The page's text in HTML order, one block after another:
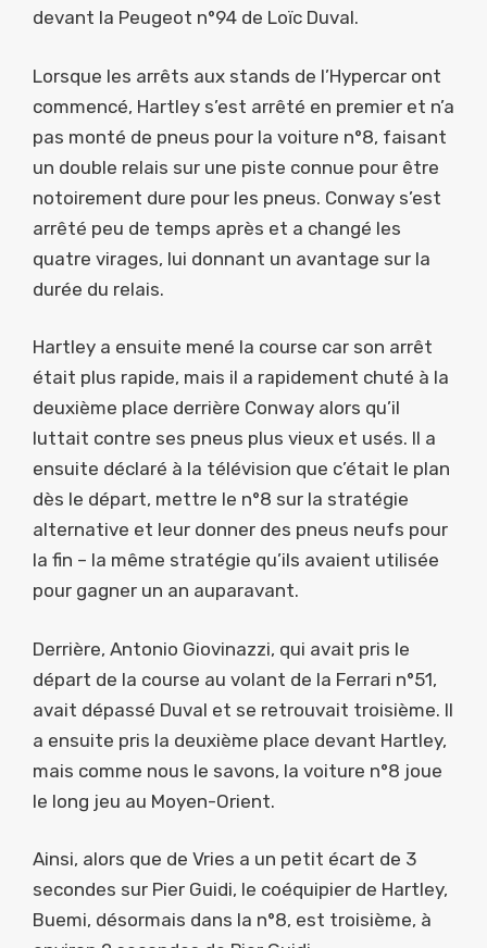
devant la Peugeot n°94 de Loïc Duval.
Lorsque les arrêts aux stands de l’Hypercar ont
commencé, Hartley s’est arrêté en premier et n’a
pas monté de pneus pour la voiture n°8, faisant
un double relais sur une piste connue pour être
notoirement dure pour les pneus. Conway s’est
arrêté peu de temps après et a changé les
quatre virages, lui donnant un avantage sur la
durée du relais.
Hartley a ensuite mené la course car son arrêt
était plus rapide, mais il a rapidement chuté à la
deuxième place derrière Conway alors qu’il
luttait contre ses pneus plus vieux et usés. Il a
ensuite déclaré à la télévision que c’était le plan
dès le départ, mettre le n°8 sur la stratégie
alternative et leur donner des pneus neufs pour
la fin – la même stratégie qu’ils avaient utilisée
pour gagner un an auparavant.
Derrière, Antonio Giovinazzi, qui avait pris le
départ de la course au volant de la Ferrari n°51,
avait dépassé Duval et se retrouvait troisième. Il
a ensuite pris la deuxième place devant Hartley,
mais comme nous le savons, la voiture n°8 joue
le long jeu au Moyen-Orient.
Ainsi, alors que de Vries a un petit écart de 3
secondes sur Pier Guidi, le coéquipier de Hartley,
Buemi, désormais dans la n°8, est troisième, à